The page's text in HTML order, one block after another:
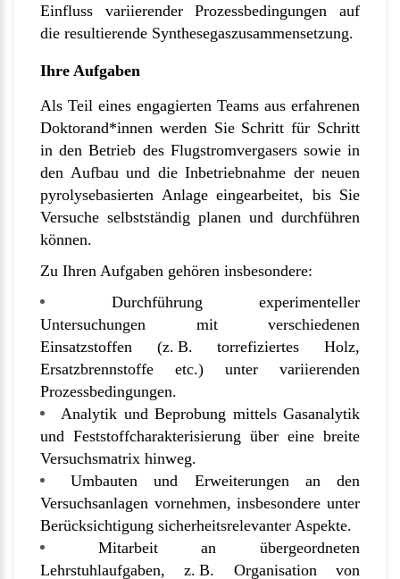
Einfluss variierender Prozessbedingungen auf
die resultierende Synthesegaszusammensetzung.
Ihre Aufgaben
Als Teil eines engagierten Teams aus erfahrenen
Doktorand*innen werden Sie Schritt für Schritt
in den Betrieb des Flugstromvergasers sowie in
den Aufbau und die Inbetriebnahme der neuen
pyrolysebasierten Anlage eingearbeitet, bis Sie
Versuche selbstständig planen und durchführen
können.
Zu Ihren Aufgaben gehören insbesondere:
Durchführung experimenteller
Untersuchungen mit verschiedenen
Einsatzstoffen (z. B. torrefiziertes Holz,
Ersatzbrennstoffe etc.) unter variierenden
Prozessbedingungen.
Analytik und Beprobung mittels Gasanalytik
und Feststoffcharakterisierung über eine breite
Versuchsmatrix hinweg.
Umbauten und Erweiterungen an den
Versuchsanlagen vornehmen, insbesondere unter
Berücksichtigung sicherheitsrelevanter Aspekte.
Mitarbeit an übergeordneten
Lehrstuhlaufgaben, z. B. Organisation von